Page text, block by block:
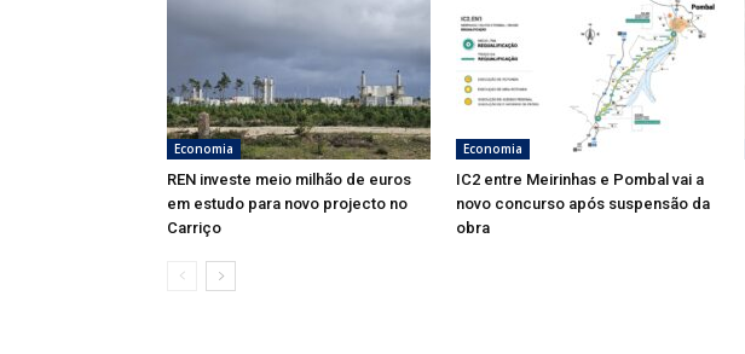
Economia
REN investe meio milhão de euros
em estudo para novo projecto no
Carriço
Economia
IC2 entre Meirinhas e Pombal vai a
novo concurso após suspensão da
obra